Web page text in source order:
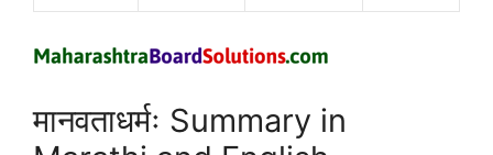
मानवताधर्मः Summary in